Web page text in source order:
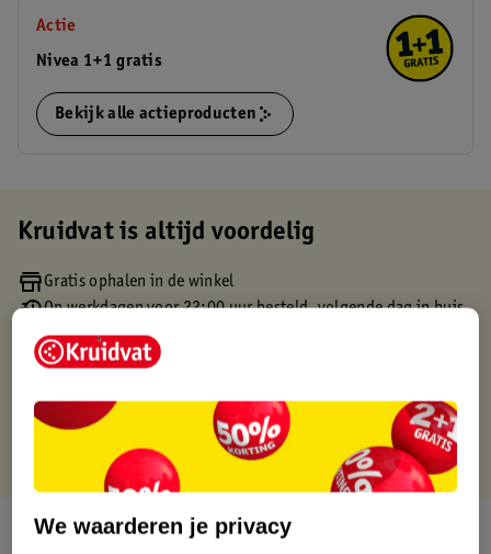
Actie
Nivea 1+1 gratis
Bekijk alle actieproducten
Kruidvat is altijd voordelig
Gratis ophalen in de winkel
Op werkdagen voor 22:00 uur besteld, volgende dag in huis
Gratis thuisbezorgd vanaf 50.00
Gratis retourneren binnen 30 dagen
Over dit product
We waarderen je privacy